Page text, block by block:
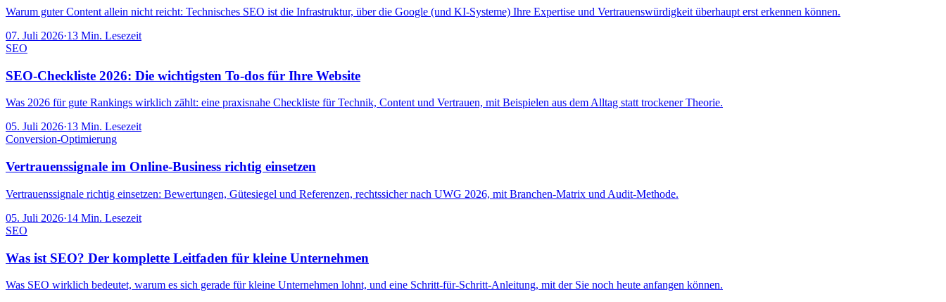
Warum guter Content allein nicht reicht: Technisches SEO ist die Infrastruktur, über die Google (und KI-Systeme) Ihre Expertise und Vertrauenswürdigkeit überhaupt erst erkennen können.
07. Juli 2026·13 Min. Lesezeit
SEO
SEO-Checkliste 2026: Die wichtigsten To-dos für Ihre Website
Was 2026 für gute Rankings wirklich zählt: eine praxisnahe Checkliste für Technik, Content und Vertrauen, mit Beispielen aus dem Alltag statt trockener Theorie.
05. Juli 2026·13 Min. Lesezeit
Conversion-Optimierung
Vertrauenssignale im Online-Business richtig einsetzen
Vertrauenssignale richtig einsetzen: Bewertungen, Gütesiegel und Referenzen, rechtssicher nach UWG 2026, mit Branchen-Matrix und Audit-Methode.
05. Juli 2026·14 Min. Lesezeit
SEO
Was ist SEO? Der komplette Leitfaden für kleine Unternehmen
Was SEO wirklich bedeutet, warum es sich gerade für kleine Unternehmen lohnt, und eine Schritt-für-Schritt-Anleitung, mit der Sie noch heute anfangen können.